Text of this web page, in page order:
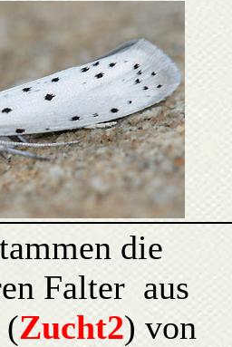
die
Falter aus
(Zucht2) von